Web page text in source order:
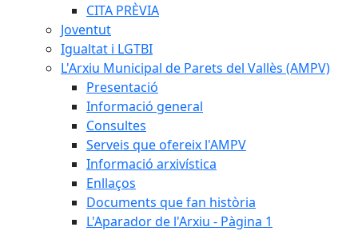
CITA PRÈVIA
Joventut
Igualtat i LGTBI
L'Arxiu Municipal de Parets del Vallès (AMPV)
Presentació
Informació general
Consultes
Serveis que ofereix l'AMPV
Informació arxivística
Enllaços
Documents que fan història
L'Aparador de l'Arxiu - Pàgina 1